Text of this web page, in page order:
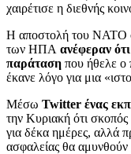
χαιρέτισε η διεθνής
Η αποστολή του NATO
των ΗΠΑ ανέφεραν
παράταση που ήθελε
έκανε λόγο για μια
Μέσω Twitter ένας
την Κυριακή ότι
για δέκα ημέρες, αλλά
ασφαλείας θα αμυνθούν